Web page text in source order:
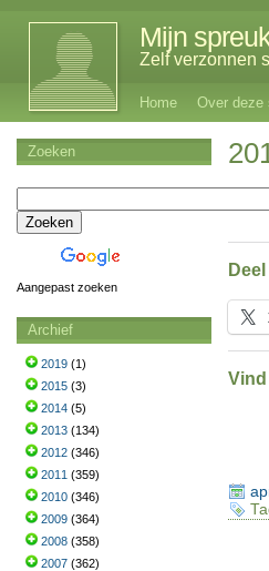
Mijn
Zelf verzonnen
Home Over deze
Zoeken
Aangepast zoeken
Archief
2019 (1)
2015 (3)
2014 (5)
2013 (134)
2012 (346)
2011 (359)
2010 (346)
2009 (364)
2008 (358)
2007 (362)